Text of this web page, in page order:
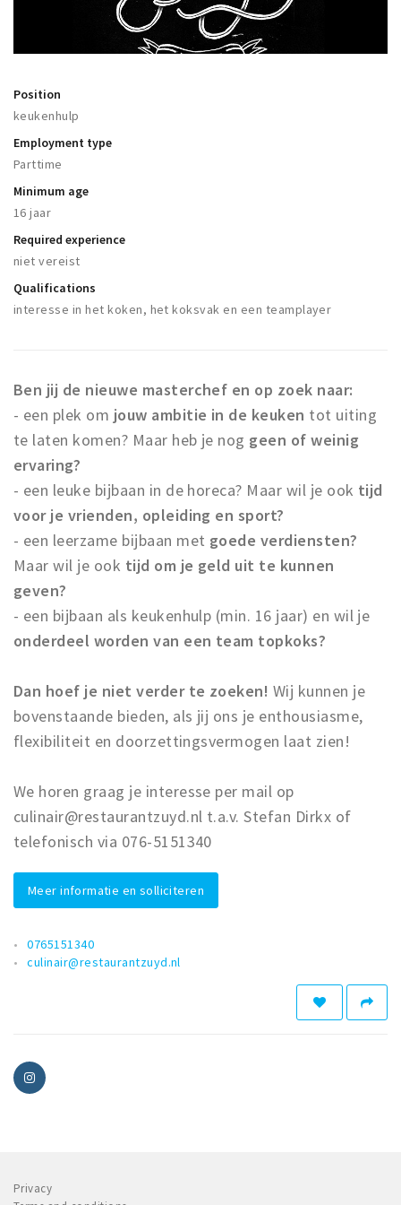
Registering municipality
Health insurance
Q&A
DISCOUNTS
Breda Student Shop
Spin the wheel!
LEISURE
Museums, theatres & stages
Trips & activities
Student routes
Nature
Party pics
Restaurants
Bars
Hotels
Recreation
Shops
Deals
Parking
Position
keukenhulp
Employment type
Parttime
Minimum age
16 jaar
Required experience
niet vereist
Qualifications
interesse in het koken, het koksvak en een teamplayer
Ben jij de nieuwe masterchef en op zoek naar:
- een plek om jouw ambitie in de keuken tot uiting
te laten komen? Maar heb je nog geen of weinig
ervaring?
- een leuke bijbaan in de horeca? Maar wil je ook tijd
voor je vrienden, opleiding en sport?
- een leerzame bijbaan met goede verdiensten?
Maar wil je ook tijd om je geld uit te kunnen
geven?
- een bijbaan als keukenhulp (min. 16 jaar) en wil je
onderdeel worden van een team topkoks?
Dan hoef je niet verder te zoeken! Wij kunnen je
bovenstaande bieden, als jij ons je enthousiasme,
flexibiliteit en doorzettingsvermogen laat zien!
We horen graag je interesse per mail op
culinair@restaurantzuyd.nl t.a.v. Stefan Dirkx of
telefonisch via 076-5151340
Meer informatie en solliciteren
0765151340
culinair@restaurantzuyd.nl
Privacy